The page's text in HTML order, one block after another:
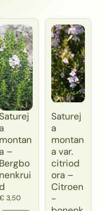
Saturej
a
montan
a –
Bergbo
nenkrui
d
3,50
Saturej
a
montan
a var.
citriod
ora –
Citroen
-